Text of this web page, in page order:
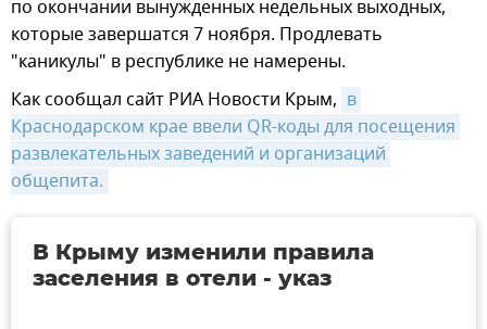
по окончании вынужденных недельных выходных,
которые завершатся 7 ноября. Продлевать
"каникулы" в республике не намерены.
Как сообщал сайт РИА Новости Крым, в
Краснодарском крае ввели QR-коды для посещения
развлекательных заведений и организаций
общепита.
В Крыму изменили правила
заселения в отели - указ